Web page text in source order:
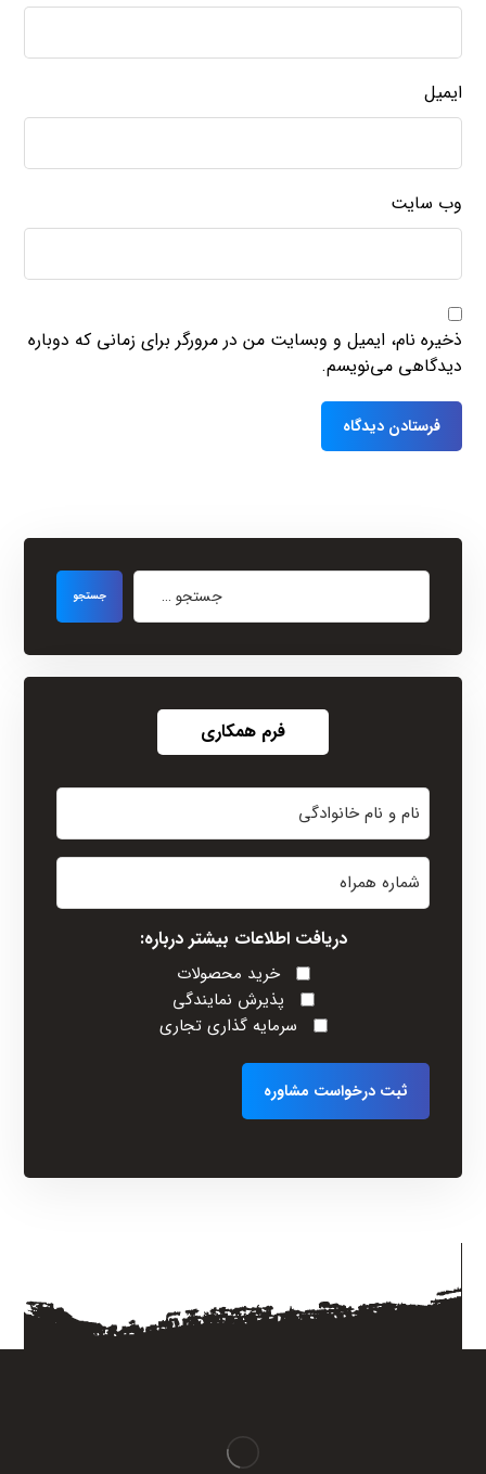
ایمیل
وب‌ سایت
ذخیره نام، ایمیل و وبسایت من در مرورگر برای زمانی که دوباره
دیدگاهی می‌نویسم.
فرم همکاری
نام
(Required)
دریافت اطلاعات بیشتر درباره:
خرید محصولات
پذیرش نمایندگی
سرمایه گذاری تجاری